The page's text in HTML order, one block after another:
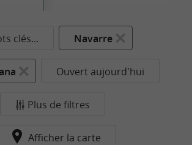
clés... Navarre
Ouvert aujourd'hui
Plus de filtres
Afficher la carte